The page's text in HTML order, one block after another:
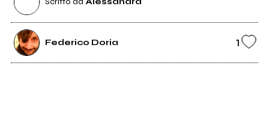
Federico Doria 1